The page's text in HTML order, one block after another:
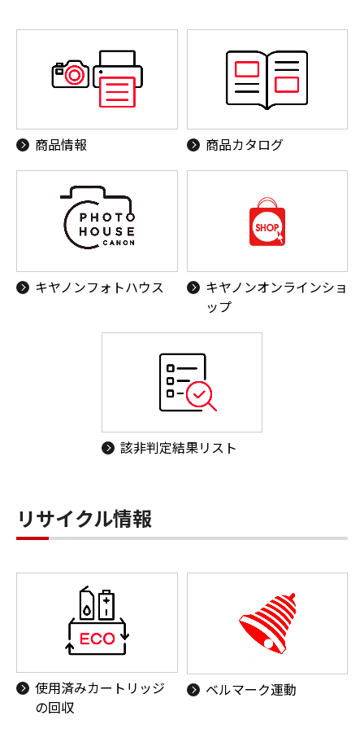
商品情報 商品カタログ
キヤノンフォトハウス
キヤノンオンラインショ
ップ
該非判定結果リスト
リサイクル情報
使用済みカートリッジ
の回収
ベルマーク運動